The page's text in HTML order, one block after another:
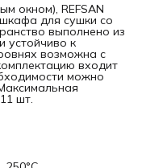
окном), REFSAN
для сушки со
выполнено из
устойчиво к
возможна с
входит
можно
шт.